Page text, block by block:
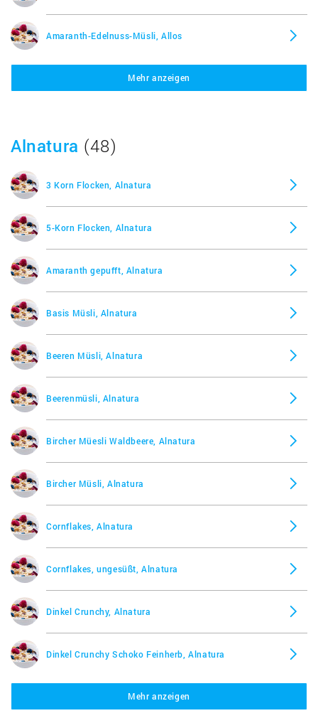
Amaranth-Edelnuss-Müsli, Allos
Bircher Müesli, Allos
Dinkel-Kakao-Poppies, Allos
Dinkel-Schoko Crunch, Allos
Ernies Knuspermüsli, Allos
Familien-Müsli, Allos
Frühstücks-Brei Vital, Allos
Frühstücksbrei Amaranth Vital + Moringa, Allos
Frühstücksbrei Basis, Allos
Frühstücksbrei mit Amaranth-Matcha, Allos
Hildegards Dinkel-Müsli, Allos
Hof Roastie, Allos
Honig-Mandel-Crunchy, Allos
Mehr anzeigen
Alnatura (48)
3 Korn Flocken, Alnatura
5-Korn Flocken, Alnatura
Amaranth gepufft, Alnatura
Basis Müsli, Alnatura
Beeren Müsli, Alnatura
Beerenmüsli, Alnatura
Bircher Müesli Waldbeere, Alnatura
Bircher Müsli, Alnatura
Cornflakes, Alnatura
Cornflakes, ungesüßt, Alnatura
Dinkel Crunchy, Alnatura
Dinkel Crunchy Schoko Feinherb, Alnatura
Dinkel Flakes, AlnaturaMehr anzeigen